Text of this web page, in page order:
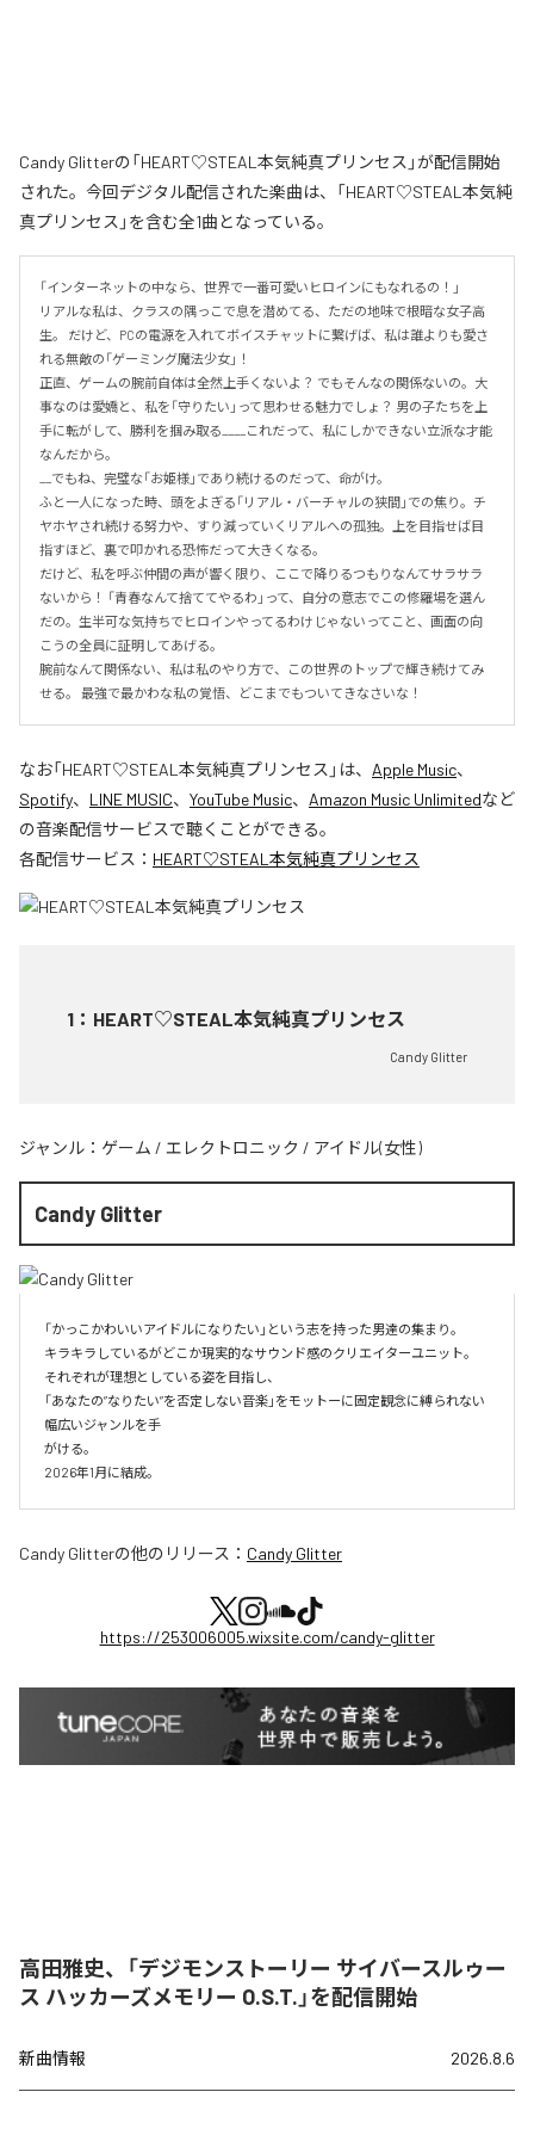
Candy Glitterの「HEART♡STEAL本気純真プリンセス」が配信開始
された。今回デジタル配信された楽曲は、「HEART♡STEAL本気純
真プリンセス」を含む全1曲となっている。
「インターネットの中なら、世界で一番可愛いヒロインにもなれるの！」
リアルな私は、クラスの隅っこで息を潜めてる、ただの地味で根暗な女子高
生。 だけど、PCの電源を入れてボイスチャットに繋げば、私は誰よりも愛さ
れる無敵の「ゲーミング魔法少女」！
正直、ゲームの腕前自体は全然上手くないよ？ でもそんなの関係ないの。大
事なのは愛嬌と、私を「守りたい」って思わせる魅力でしょ？ 男の子たちを上
手に転がして、勝利を掴み取る____これだって、私にしかできない立派な才能
なんだから。
__でもね、完璧な「お姫様」であり続けるのだって、命がけ。
ふと一人になった時、頭をよぎる「リアル・バーチャルの狭間」での焦り。チ
ヤホヤされ続ける努力や、すり減っていくリアルへの孤独。上を目指せば目
指すほど、裏で叩かれる恐怖だって大きくなる。
だけど、私を呼ぶ仲間の声が響く限り、ここで降りるつもりなんてサラサラ
ないから！ 「青春なんて捨ててやるわ」って、自分の意志でこの修羅場を選ん
だの。生半可な気持ちでヒロインやってるわけじゃないってこと、画面の向
こうの全員に証明してあげる。
腕前なんて関係ない、私は私のやり方で、この世界のトップで輝き続けてみ
せる。 最強で最かわな私の覚悟、どこまでもついてきなさいな！
なお「HEART♡STEAL本気純真プリンセス 」は、 Apple Music、
Spotify、 LINE MUSIC、 YouTube Music、 Amazon Music Unlimitedなど
の音楽配信サービスで聴くことができる。
各配信サービス： HEART♡STEAL本気純真プリンセス
1 ： HEART♡STEAL本気純真プリンセス
Candy Glitter
ジャンル： ゲーム / エレクトロニック / アイドル(女性)
Candy Glitter
「かっこかわいいアイドルになりたい」という志を持った男達の集まり。
キラキラしているがどこか現実的なサウンド感のクリエイターユニット。
それぞれが理想としている姿を目指し、
「あなたの”なりたい”を否定しない音楽」をモットーに固定観念に縛られない
幅広いジャンルを手
がける。
2026年1月に結成。
Candy Glitterの他のリリース： Candy Glitter
https://253006005.wixsite.com/candy-glitter
高田雅史、「デジモンストーリー サイバースルゥー
ス ハッカーズメモリー O.S.T.」を配信開始
新曲情報 2026.8.6